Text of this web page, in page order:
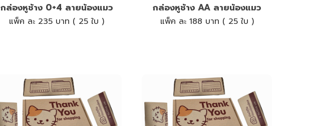
กล่องหูช้าง 0+4 ลายน้องแมว
แพ็ค ละ 235 บาท ( 25 ใบ )
กล่องหูช้าง AA ลายน้องแมว
แพ็ค ละ 188 บาท ( 25 ใบ )